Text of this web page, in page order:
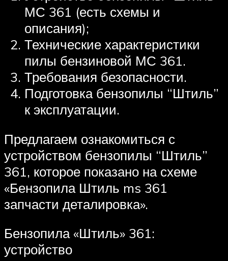
МС 361 (есть схемы и
описания);
Технические характеристики
пилы бензиновой МС 361.
Требования безопасности.
Подготовка бензопилы “Штиль”
к эксплуатации.
Предлагаем ознакомиться с
устройством бензопилы “Штиль”
361, которое показано на схеме
«Бензопила Штиль ms 361
запчасти деталировка».
Бензопила «Штиль» 361:
устройство